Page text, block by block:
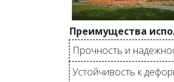
Преимущества
Прочность и
Устойчивость к